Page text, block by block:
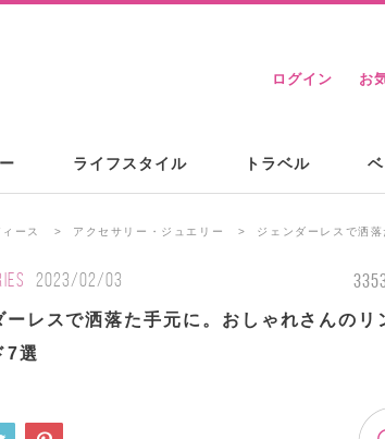
ログイン お
ライフスタイル トラベル
ース アクセサリー・ジュエリー ジェンダーレスで洒
2023/02/03
ーレスで洒落た手元に。おしゃれさんのリ
7選